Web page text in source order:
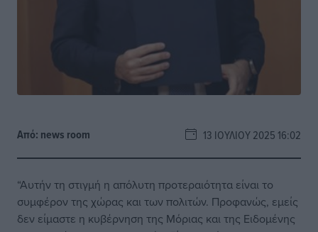
Από: news room 13 ΙΟΥΛΊΟΥ 2025 16:02
“Αυτήν τη στιγμή η απόλυτη προτεραιότητα είναι το
συμφέρον της χώρας και των πολιτών. Προφανώς, εμείς
δεν είμαστε η κυβέρνηση της Μόριας και της Ειδομένης